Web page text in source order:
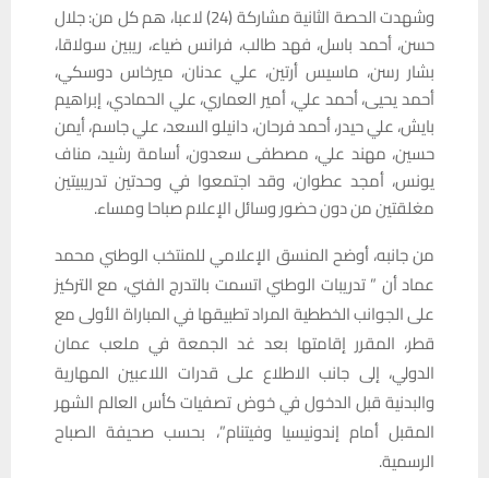
وشهدت الحصة الثانية مشاركة (24) لاعبا، هم كل من: جلال
حسن، أحمد باسل، فهد طالب، فرانس ضياء، ريبين سولاقا،
بشار رسن، ماسيس أرتين، علي عدنان، ميرخاس دوسكي،
أحمد يحيى، أحمد علي، أمير العماري، علي الحمادي، إبراهيم
بايش، علي حيدر، أحمد فرحان، دانيلو السعد، علي جاسم، أيمن
حسين، مهند علي، مصطفى سعدون، أسامة رشيد، مناف
يونس، أمجد عطوان، وقد اجتمعوا في وحدتين تدريبيتين
مغلقتين من دون حضور وسائل الإعلام صباحا ومساء.
من جانبه، أوضح المنسق الإعلامي للمنتخب الوطني محمد
عماد أن ” تدريبات الوطني اتسمت بالتدرج الفني، مع التركيز
على الجوانب الخططية المراد تطبيقها في المباراة الأولى مع
قطر، المقرر إقامتها بعد غد الجمعة في ملعب عمان
الدولي، إلى جانب الاطلاع على قدرات اللاعبين المهارية
والبدنية قبل الدخول في خوض تصفيات كأس العالم الشهر
المقبل أمام إندونيسيا وفيتنام”، بحسب صحيفة الصباح
الرسمية.